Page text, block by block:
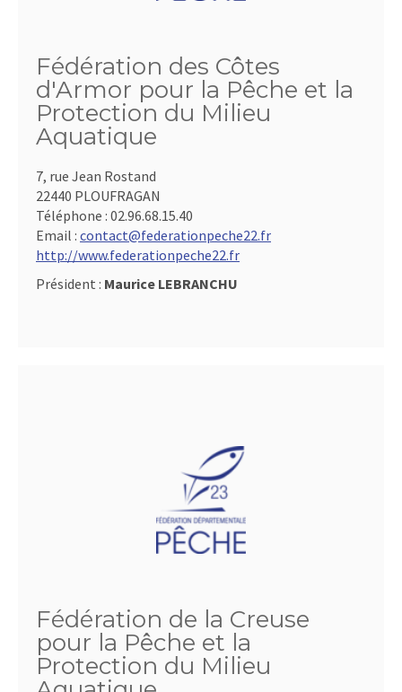
Fédération des Côtes
d'Armor pour la Pêche et la
Protection du Milieu
Aquatique
7, rue Jean Rostand
22440 PLOUFRAGAN
Téléphone : 02.96.68.15.40
Email : contact@federationpeche22.fr
http://www.federationpeche22.fr
Président : Maurice LEBRANCHU
Fédération de la Creuse
pour la Pêche et la
Protection du Milieu